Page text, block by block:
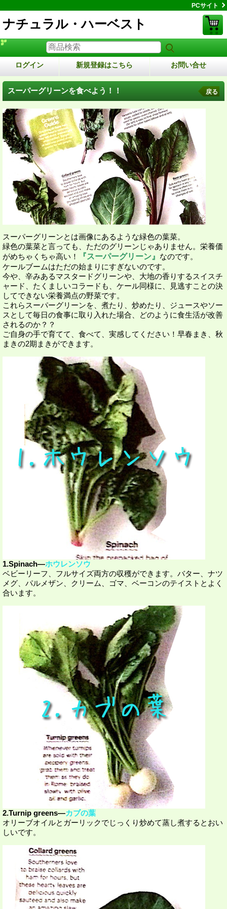
PCサイト
ナチュラル・ハーベスト
ログイン 新規登録はこちら お問い合せ
スーパーグリーンを食べよう！！ 戻る
スーパーグリーンとは画像にあるような緑色の葉菜。
緑色の葉菜と言っても、ただのグリーンじゃありません。栄養価
がめちゃくちゃ高い！
『スーパーグリーン』 なのです。
ケールブームはただの始まりにすぎないのです。
今や、辛みあるマスタードグリーンや、大地の香りするスイスチ
ャード、たくましいコラードも、ケール同様に、見逃すことの決
してできない栄養満点の野菜です。
これらスーパーグリーンを、煮たり、炒めたり、ジュースやソー
スとして毎日の食事に取り入れた場合、どのように食生活が改善
されるのか？？
ご自身の手で育てて、食べて、実感してください！早春まき、秋
まきの2期まきができます。
1.Spinach―ホウレンソウ
ベビーリーフ、フルサイズ両方の収穫ができます。バター、ナツ
メグ、パルメザン、クリーム、ゴマ、ベーコンのテイストとよく
合います。
2.Turnip greens―カブの葉
オリーブオイルとガーリックでじっくり炒めて蒸し煮するとおい
しいです。